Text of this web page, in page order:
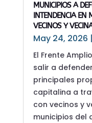
MUNICIPIOS A
INTENDENCIA EN
VECINOS Y
May 24, 2026 |
El Frente
salir a
principales
capitalina a
con vecinos y
municipios del